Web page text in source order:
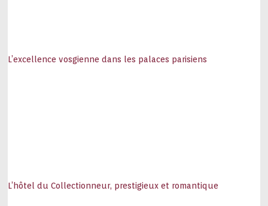
L’excellence vosgienne dans les palaces parisiens
L’hôtel du Collectionneur, prestigieux et romantique